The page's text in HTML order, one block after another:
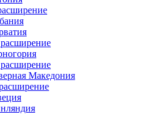
Македония